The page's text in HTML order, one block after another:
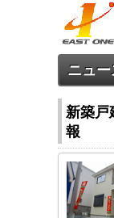
ニュ
新築戸
報